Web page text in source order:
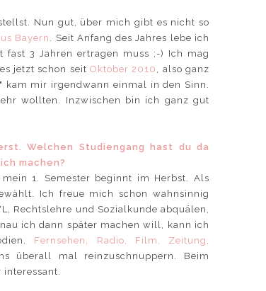
Nun gut, über mich gibt es nicht so
Bayern
. Seit Anfang des Jahres lebe ich
3 Jahren ertragen muss ;-) Ich mag
jetzt schon seit Oktober 2010
, also ganz
mir irgendwann einmal in den Sinn.
wollten. Inzwischen bin ich ganz gut
Welchen Studiengang hast du da
machen?
1. Semester beginnt im Herbst. Als
Ich freue mich schon wahnsinnig
Rechtslehre und Sozialkunde abquälen,
ich dann später machen will, kann ich
Fernsehen, Radio, Film, Zeitung,
überall mal reinzuschnuppern. Beim